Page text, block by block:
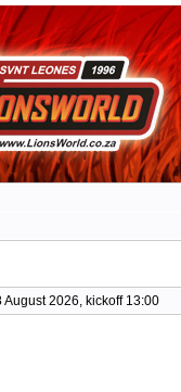
2026, kickoff 13:00